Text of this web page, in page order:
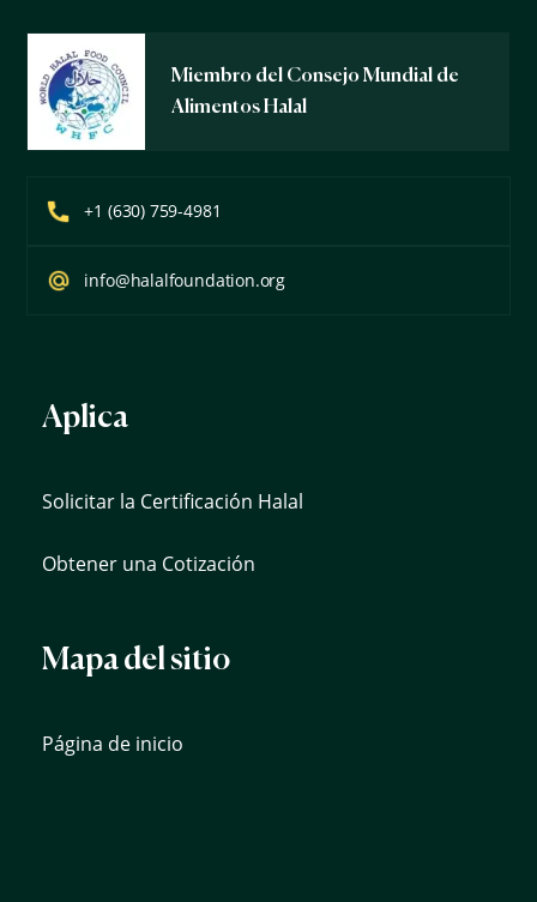
Miembro del Consejo Mundial de
Alimentos Halal
+1 (630) 759-4981
info@halalfoundation.org
Aplica
Solicitar la Certificación Halal
Obtener una Cotización
Mapa del sitio
Página de inicio